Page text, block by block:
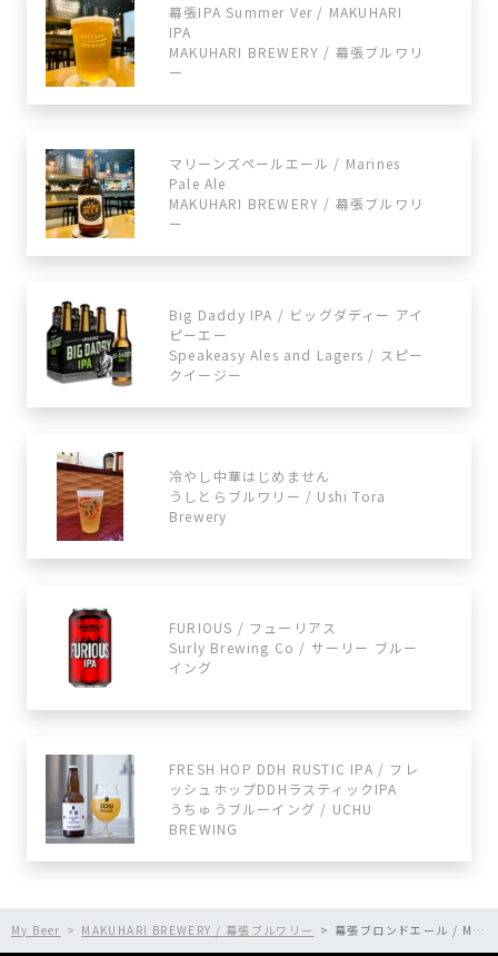
幕張IPA Summer Ver / MAKUHARI
IPA
MAKUHARI BREWERY / 幕張ブルワリ
ー
マリーンズペールエール / Marines
Pale Ale
MAKUHARI BREWERY / 幕張ブルワリ
ー
Big Daddy IPA / ビッグダディー アイ
ピーエー
Speakeasy Ales and Lagers / スピー
クイージー
冷やし中華はじめません
うしとらブルワリー / Ushi Tora
Brewery
FURIOUS / フューリアス
Surly Brewing Co / サーリー ブルー
イング
FRESH HOP DDH RUSTIC IPA / フレ
ッシュホップDDHラスティックIPA
うちゅうブルーイング / UCHU
BREWING
My Beer MAKUHARI BREWERY / 幕張ブルワリー 幕張ブロンドエール / MAKUHARI Blonde Ale